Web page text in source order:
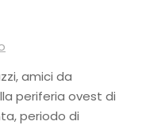
amici da
periferia ovest di
periodo di